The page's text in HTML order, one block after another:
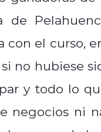
de
con el curso,
no hubiese
y todo lo
negocios ni